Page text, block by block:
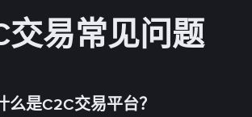
交易常见问题
么是C2C交易平台？